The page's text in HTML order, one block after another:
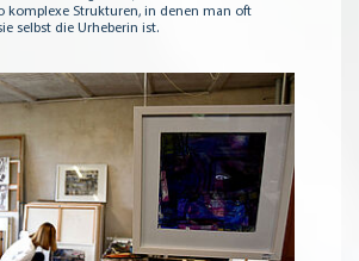
komplexe Strukturen, in denen man oft
selbst die Urheberin ist.